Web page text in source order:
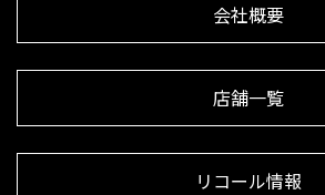
会社概要
店舗一覧
リコール情報